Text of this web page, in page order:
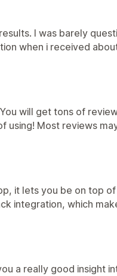
I was barely
when i received
will get tons of
using! Most reviews
it lets you be on top
integration, which
a really good insight